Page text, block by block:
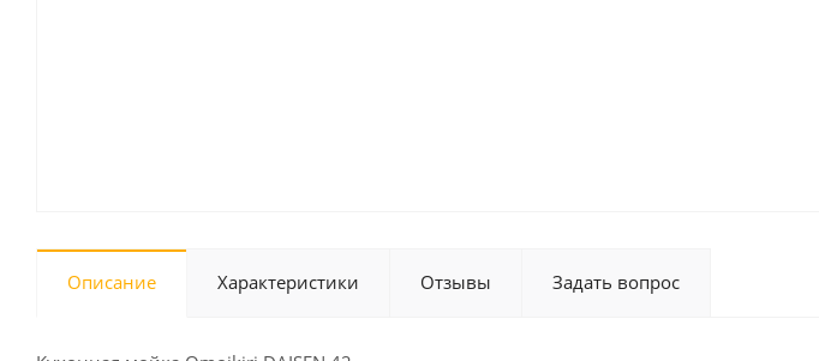
Описание Характеристики Отзывы Задать вопрос